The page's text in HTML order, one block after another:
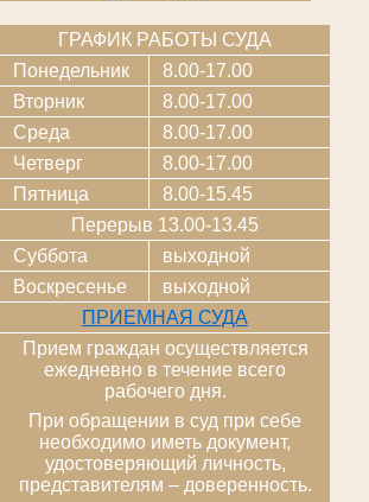
ГРАФИК РАБОТЫ СУДА
Понедельник
8.00-17.00
Вторник
8.00-17.00
Среда
8.00-17.00
Четверг
8.00-17.00
Пятница
8.00-15.45
Перерыв 13.00-13.45
Суббота
выходной
Воскресенье
выходной
ПРИЕМНАЯ СУДА
Прием граждан осуществляется
ежедневно в течение всего
рабочего дня.
При обращении в суд при себе
необходимо иметь документ,
удостоверяющий личность,
представителям – доверенность.